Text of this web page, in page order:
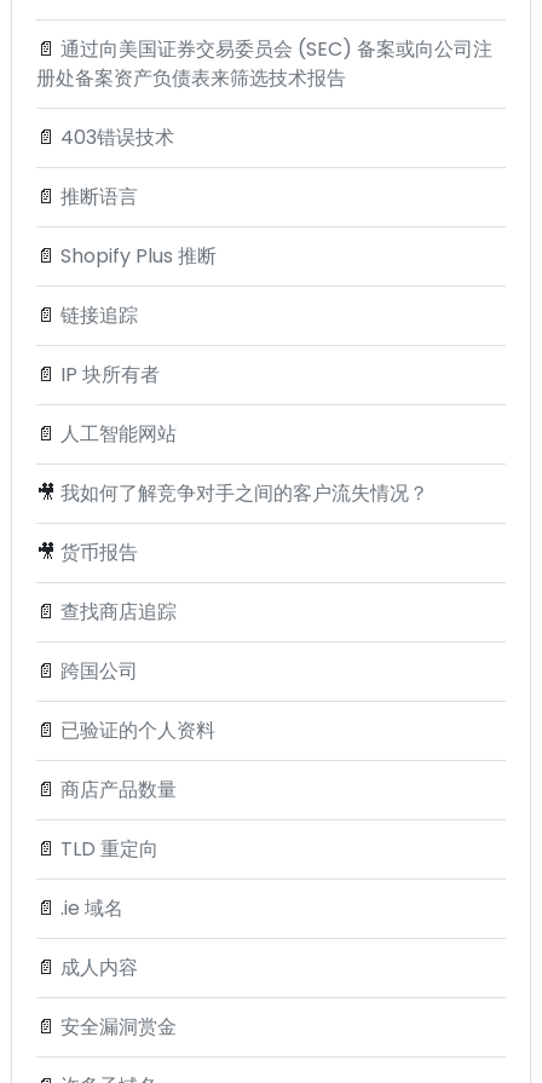
📄 通过向美国证券交易委员会 (SEC) 备案或向公司注
册处备案资产负债表来筛选技术报告
📄 403错误技术
📄 推断语言
📄 Shopify Plus 推断
📄 链接追踪
📄 IP 块所有者
📄 人工智能网站
🎥 我如何了解竞争对手之间的客户流失情况？
🎥 货币报告
📄 查找商店追踪
📄 跨国公司
📄 已验证的个人资料
📄 商店产品数量
📄 TLD 重定向
📄 .ie 域名
📄 成人内容
📄 安全漏洞赏金